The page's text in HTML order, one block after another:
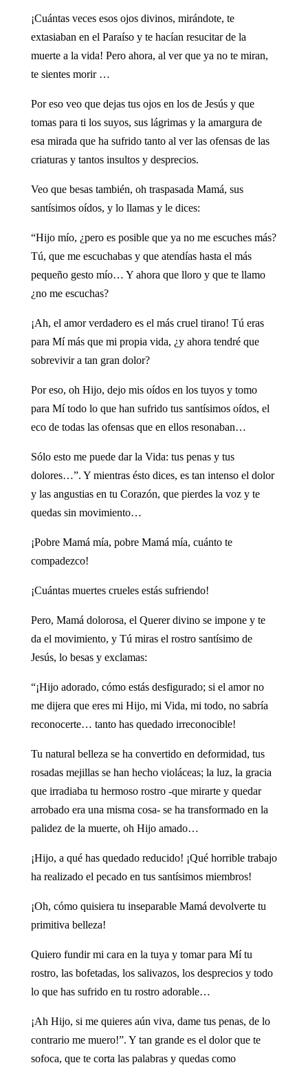
¡Cuántas veces esos ojos divinos, mirándote, te
extasiaban en el Paraíso y te hacían resucitar de la
muerte a la vida! Pero ahora, al ver que ya no te miran,
te sientes morir …
Por eso veo que dejas tus ojos en los de Jesús y que
tomas para ti los suyos, sus lágrimas y la amargura de
esa mirada que ha sufrido tanto al ver las ofensas de las
criaturas y tantos insultos y desprecios.
Veo que besas también, oh traspasada Mamá, sus
santísimos oídos, y lo llamas y le dices:
“Hijo mío, ¿pero es posible que ya no me escuches más?
Tú, que me escuchabas y que atendías hasta el más
pequeño gesto mío… Y ahora que lloro y que te llamo
¿no me escuchas?
¡Ah, el amor verdadero es el más cruel tirano! Tú eras
para Mí más que mi propia vida, ¿y ahora tendré que
sobrevivir a tan gran dolor?
Por eso, oh Hijo, dejo mis oídos en los tuyos y tomo
para Mí todo lo que han sufrido tus santísimos oídos, el
eco de todas las ofensas que en ellos resonaban…
Sólo esto me puede dar la Vida: tus penas y tus
dolores…”. Y mientras ésto dices, es tan intenso el dolor
y las angustias en tu Corazón, que pierdes la voz y te
quedas sin movimiento…
¡Pobre Mamá mía, pobre Mamá mía, cuánto te
compadezco!
¡Cuántas muertes crueles estás sufriendo!
Pero, Mamá dolorosa, el Querer divino se impone y te
da el movimiento, y Tú miras el rostro santísimo de
Jesús, lo besas y exclamas:
“¡Hijo adorado, cómo estás desfigurado; si el amor no
me dijera que eres mi Hijo, mi Vida, mi todo, no sabría
reconocerte… tanto has quedado irreconocible!
Tu natural belleza se ha convertido en deformidad, tus
rosadas mejillas se han hecho violáceas; la luz, la gracia
que irradiaba tu hermoso rostro -que mirarte y quedar
arrobado era una misma cosa- se ha transformado en la
palidez de la muerte, oh Hijo amado…
¡Hijo, a qué has quedado reducido! ¡Qué horrible trabajo
ha realizado el pecado en tus santísimos miembros!
¡Oh, cómo quisiera tu inseparable Mamá devolverte tu
primitiva belleza!
Quiero fundir mi cara en la tuya y tomar para Mí tu
rostro, las bofetadas, los salivazos, los desprecios y todo
lo que has sufrido en tu rostro adorable…
¡Ah Hijo, si me quieres aún viva, dame tus penas, de lo
contrario me muero!”. Y tan grande es el dolor que te
sofoca, que te corta las palabras y quedas como